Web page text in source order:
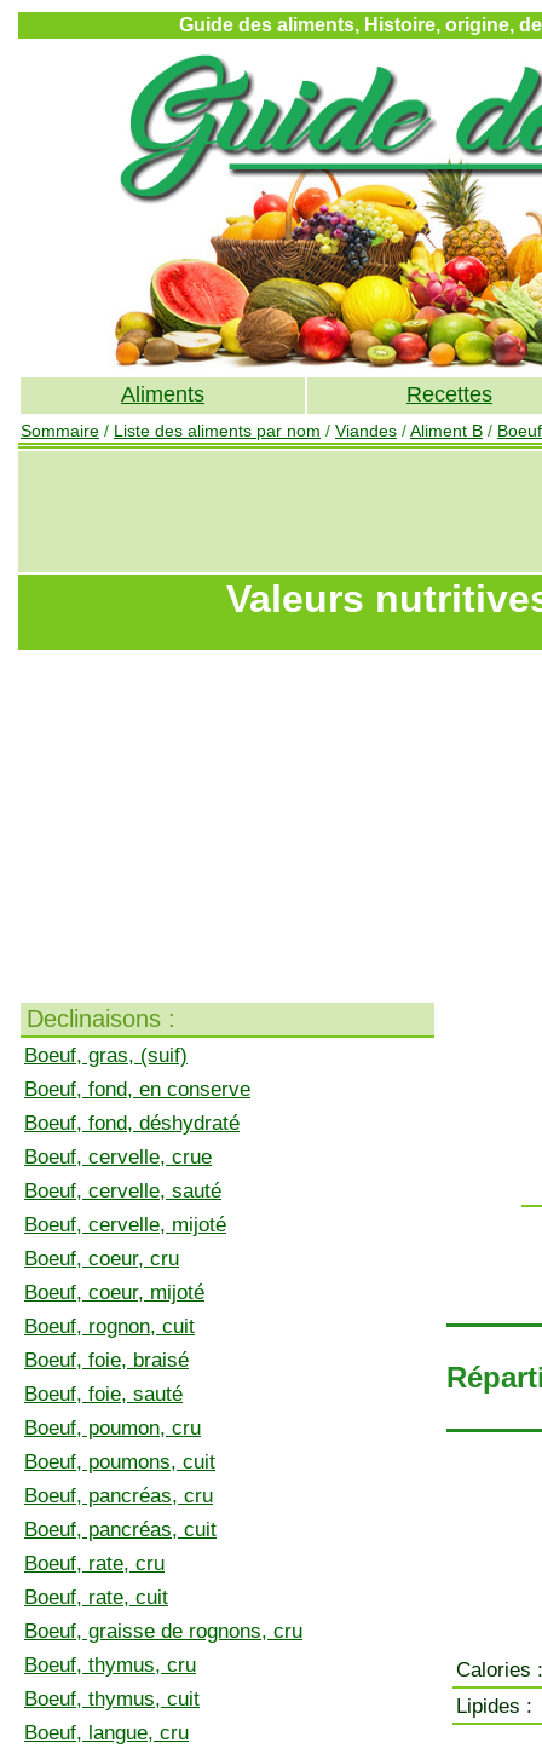
Guide des aliments, Histoire, origine,
Aliments Recettes
Sommaire / Liste des aliments par nom / Viandes /Aliment B / Boeuf
Valeurs
Declinaisons :
Boeuf, gras, (suif)
Boeuf, fond, en conserve
Boeuf, fond, déshydraté
Boeuf, cervelle, crue
Boeuf, cervelle, sauté
Boeuf, cervelle, mijoté
Boeuf, coeur, cru
Boeuf, coeur, mijoté
Boeuf, rognon, cuit
Boeuf, foie, braisé
Boeuf, foie, sauté
Boeuf, poumon, cru
Boeuf, poumons, cuit
Boeuf, pancréas, cru
Boeuf, pancréas, cuit
Boeuf, rate, cru
Boeuf, rate, cuit
Boeuf, graisse de rognons, cru
Boeuf, thymus, cru
Boeuf, thymus, cuit
Boeuf, langue, cru
Calories :
Lipides :